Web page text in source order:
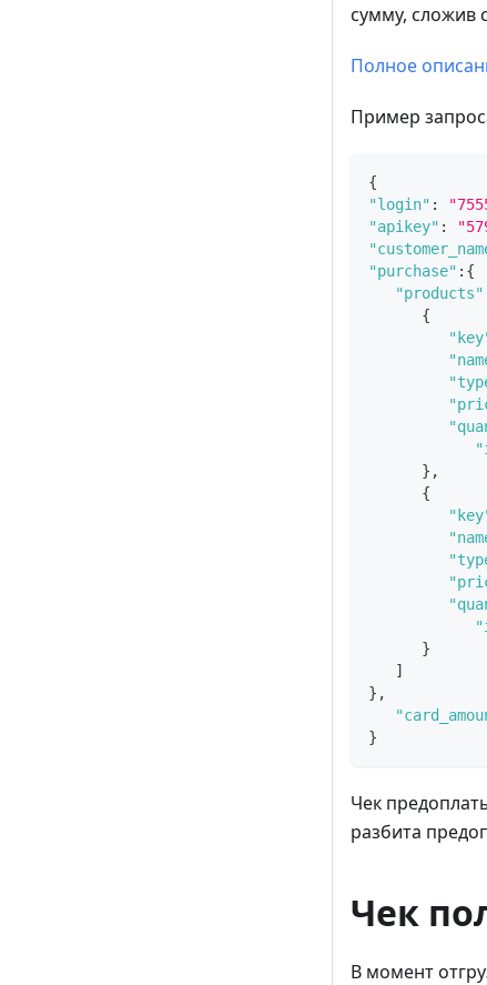
сумму, сложив
Полное
Пример
{
"login" :
"apikey" :
"purchase" : {
"products"
{
} ,
{
}
]
} ,
}
Чек
разбита
Чек
В момент